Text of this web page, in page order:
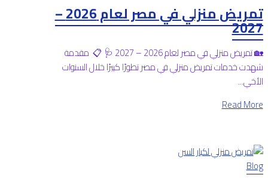
تمريض منزلي في مصر لعام 2026 –
2027
🏡 تمريض منزلي في مصر لعام 2026 – 2027 🩺 📋 مقدمة
شهدت خدمات تمريض منزلي في مصر تطورًا كبيرًا خلال السنوات
الأخي...
Read More
Blog